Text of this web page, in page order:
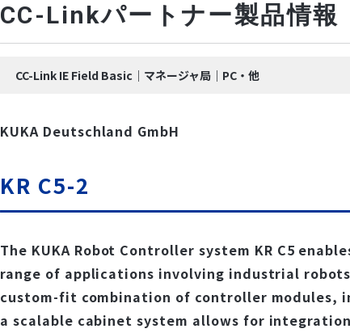
CC-Linkパートナー製品情報
CC-Link IE Field Basic｜マネージャ局｜PC・他
KUKA Deutschland GmbH
KR C5-2
The KUKA Robot Controller system KR C5
range of applications involving industrial
custom-fit combination of controller modules,
a scalable cabinet system allows for